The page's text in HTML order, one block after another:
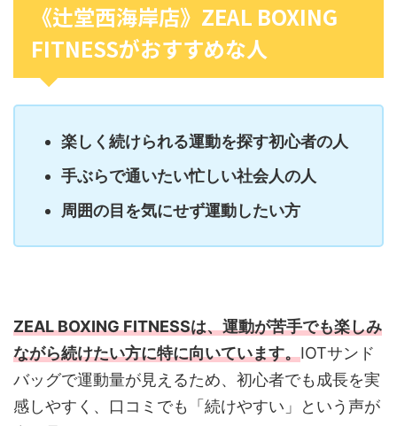
《辻堂西海岸店》ZEAL BOXING
FITNESSがおすすめな人
楽しく続けられる運動を探す初心者の人
手ぶらで通いたい忙しい社会人の人
周囲の目を気にせず運動したい方
ZEAL BOXING FITNESSは、運動が苦手でも楽しみ
ながら続けたい方に特に向いています。IOTサンド
バッグで運動量が見えるため、初心者でも成長を実
感しやすく、口コミでも「続けやすい」という声が